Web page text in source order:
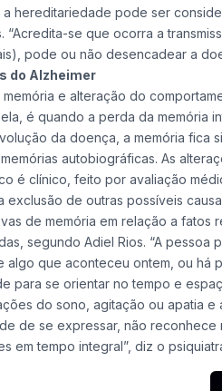
a hereditariedade pode ser
“Acredita-se que ocorra a
pode ou não desencadear a
do Alzheimer
e alteração do
é quando a perda da memória
da doença, a memória fica
autobiográficas. As
é clínico, feito por avaliação
exclusão de outras possíveis
de memória em relação a fatos
segundo Adiel Rios. “A pessoa
algo que aconteceu ontem, ou há
para se orientar no tempo e
do sono, agitação ou apatia
de se expressar, não reconhece
em tempo integral”, diz o